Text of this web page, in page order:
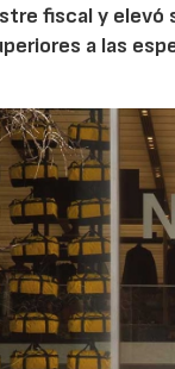
fiscal y elevó
a las